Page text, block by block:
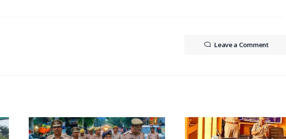
Leave a Comment